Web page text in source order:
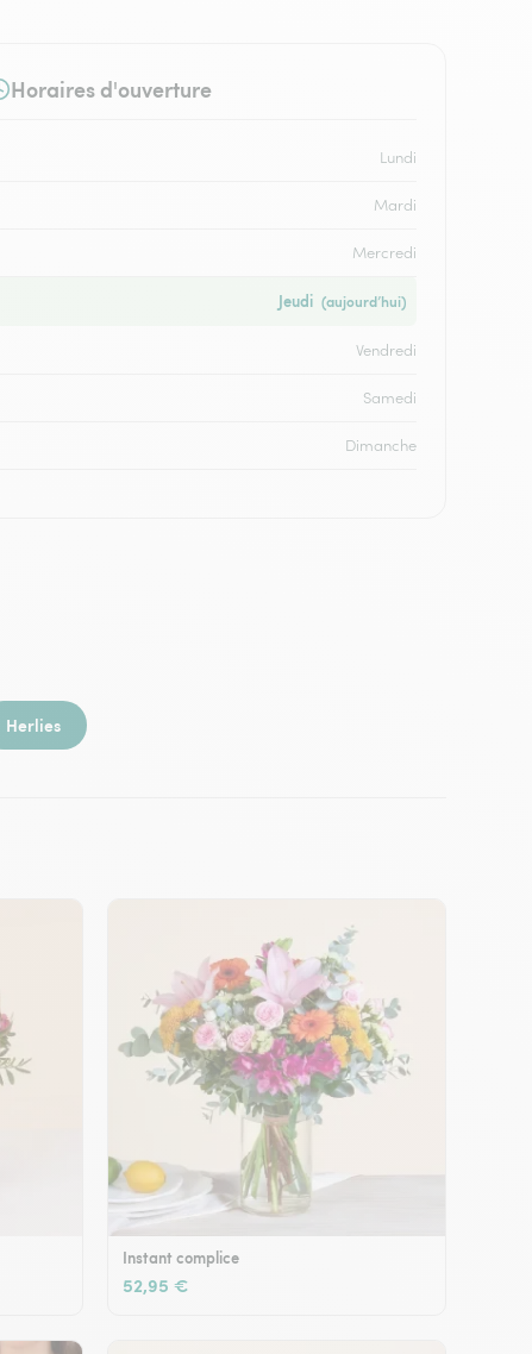
Horaires d'ouverture
Lundi
Mardi
Mercredi
Jeudi (aujourd’hui)
Vendredi
Samedi
Dimanche
Herlies
Instant complice
52,95 €